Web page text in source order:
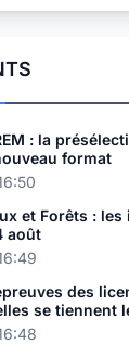
: la
format
et Forêts :
août
des
se tiennent